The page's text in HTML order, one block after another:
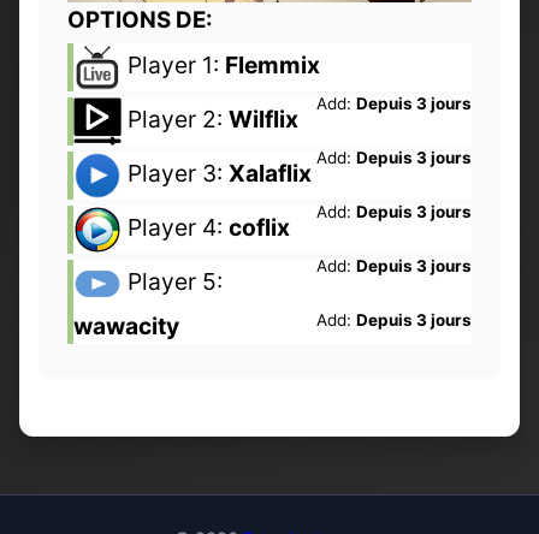
OPTIONS DE:
Player 1: Flemmix
Add: Depuis 3 jours
Player 2: Wilflix
Add: Depuis 3 jours
Player 3: Xalaflix
Add: Depuis 3 jours
Player 4: coflix
Add: Depuis 3 jours
Player 5:
wawacity
Add: Depuis 3 jours